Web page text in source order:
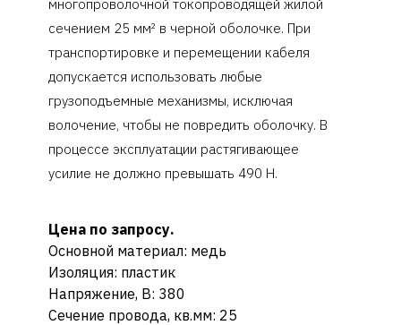
многопроволочной токопроводящей жилой
сечением 25 мм² в черной оболочке. При
транспортировке и перемещении кабеля
допускается использовать любые
грузоподъемные механизмы, исключая
волочение, чтобы не повредить оболочку. В
процессе эксплуатации растягивающее
усилие не должно превышать 490 Н.
Цена по запросу.
Основной материал: медь
Изоляция: пластик
Напряжение, В: 380
Сечение провода, кв.мм: 25